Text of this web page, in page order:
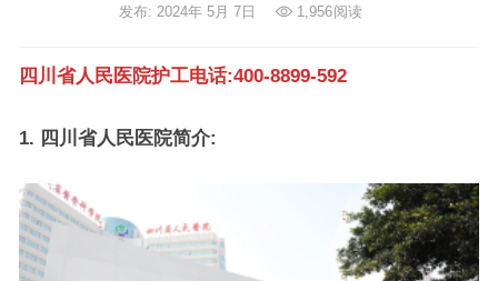
发布: 2024年 5月 7日 1,956阅读
四川省人民医院护工电话:400-8899-592
1. 四川省人民医院简介: